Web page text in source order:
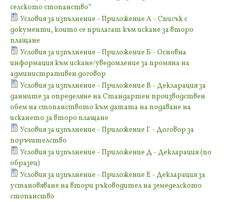
селското стопанство“
Условия за изпълнение - Приложение А - Списък с
документи, които се прилагат към искане за второ
плащане
Условия за изпълнение - Приложение Б - Основна
информация към искане/уведомление за промяна на
административен договор
Условия за изпълнение - Приложение В - Декларация за
данните за определяне на Стандартен производствен
обем на стопанството към датата на подаване на
искането за второ плащане
Условия за изпълнение - Приложение Г - Договор за
поръчителство
Условия за изпълнение - Приложение Д - Декларация (по
образец)
Условия за изпълнение - Приложение Е - Декларация за
установяване на втори ръководител на земеделското
стопанство